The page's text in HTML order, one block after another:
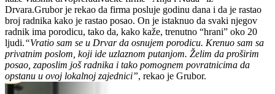
Drvara.Grubor je rekao da firma posluje godinu dana i da je rastao
broj radnika kako je rastao posao. On je istaknuo da svaki njegov
radnik ima porodicu, tako da, kako kaže, trenutno “hrani” oko 20
ljudi.“Vratio sam se u Drvar da osnujem porodicu. Krenuo sam sa
privatnim poslom, koji ide uzlaznom putanjom. Želim da proširim
posao, zaposlim još radnika i tako pomognem povratnicima da
opstanu u ovoj lokalnoj zajednici”, rekao je Grubor.